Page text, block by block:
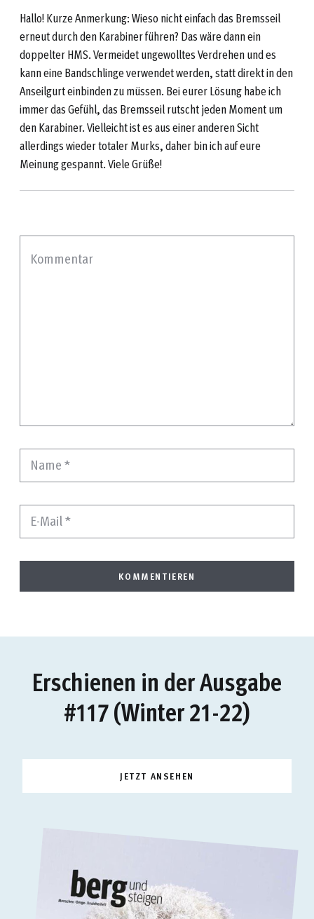
Hallo! Kurze Anmerkung: Wieso nicht einfach das Bremsseil
erneut durch den Karabiner führen? Das wäre dann ein
doppelter HMS. Vermeidet ungewolltes Verdrehen und es
kann eine Bandschlinge verwendet werden, statt direkt in den
Anseilgurt einbinden zu müssen. Bei eurer Lösung habe ich
immer das Gefühl, das Bremsseil rutscht jeden Moment um
den Karabiner. Vielleicht ist es aus einer anderen Sicht
allerdings wieder totaler Murks, daher bin ich auf eure
Meinung gespannt. Viele Grüße!
Kommentar
Name*
E-Mail*
Erschienen in der Ausgabe
#117 (Winter 21-22)
JETZT ANSEHEN